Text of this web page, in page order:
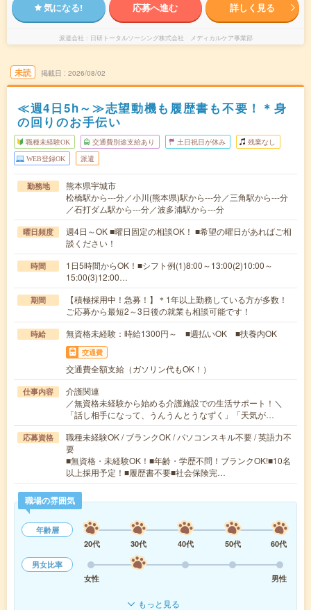
気になる! 応募へ進む 詳しく見る
派遣会社 日研トータルソーシング株式会社 メディカルケア事業部
未読 掲載日 2026/08/02
≪週4日5h～≫志望動機も履歴書も不要！＊身
の回りのお手伝い
職種未経験OK 交通費別途支給あり 土日祝日が休み 残業なし
WEB登録OK 派遣
勤務地
熊本県宇城市
松橋駅から---分／小川(熊本県)駅から---分／三角駅から---分
／石打ダム駅から---分／波多浦駅から---分
曜日頻度
週4日～OK ■曜日固定の相談OK！ ■希望の曜日があればご相
談ください！
時間
1日5時間からOK！■シフト例(1)8:00～13:00(2)10:00～
15:00(3)12:00…
期間
【積極採用中！急募！】＊1年以上勤務している方が多数！
ご応募から最短2～3日後の就業も相談可能です！
時給 無資格未経験：時給1300円～ ■週払いOK ■扶養内OK
交通費
交通費全額支給（ガソリン代もOK！）
仕事内容
介護関連
／無資格未経験から始める介護施設での生活サポート！＼
「話し相手になって、うんうんとうなずく」「天気が…
応募資格
職種未経験OK / ブランクOK / パソコンスキル不要 / 英語力不
要
■無資格・未経験OK！■年齢・学歴不問！ブランクOK!■10名
以上採用予定！■履歴書不要■社会保険完…
職場の雰囲気
年齢層
20代
30代 40代 50代
60代
男女比率
女性
男性
もっと見る